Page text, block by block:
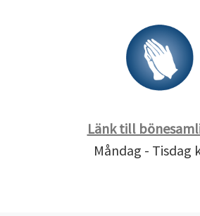
Länk till
Måndag - Tisdag